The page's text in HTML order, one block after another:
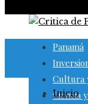
Panamá
Cultura
Ciencia
Inicio